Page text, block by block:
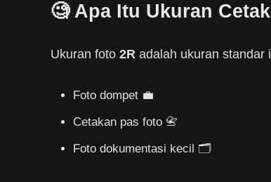
🧐 Apa Itu Ukuran
Ukuran foto 2R adalah ukuran standar
Foto dompet 💼
Cetakan pas foto 📇
Foto dokumentasi kecil 🗂️